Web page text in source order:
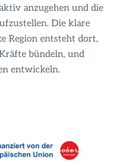
anzugehen und die
Die klare
Region entsteht dort,
bündeln, und
entwickeln.